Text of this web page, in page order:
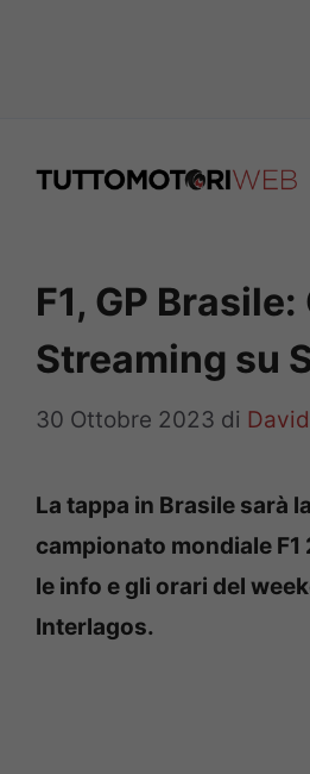
F1, GP
Streaming su
30 Ottobre 2023 di
La tappa in Brasile sarà
campionato mondiale
le info e gli orari del
Interlagos.